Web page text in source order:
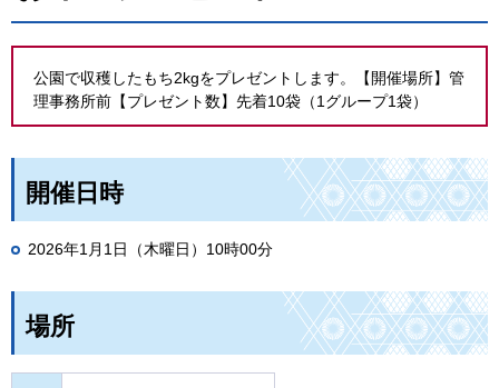
公園で収穫したもち2kgをプレゼントします。【開催場所】管
理事務所前【プレゼント数】先着10袋（1グループ1袋）
開催日時
2026年1月1日（木曜日）10時00分
場所